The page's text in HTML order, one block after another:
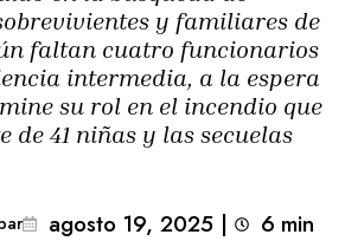
y familiares de
faltan cuatro funcionarios
intermedia, a la espera
su rol en el incendio que
de 41 niñas y las secuelas
agosto 19, 2025 | 6 min